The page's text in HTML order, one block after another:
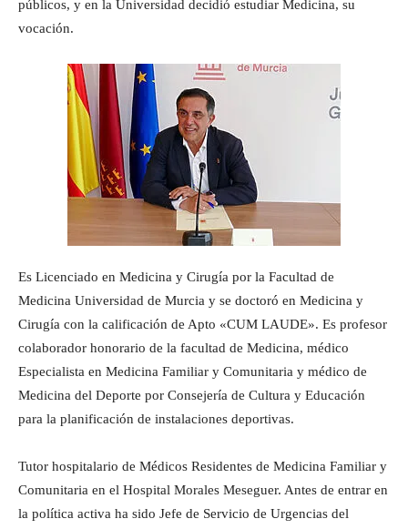
públicos, y en la Universidad decidió estudiar Medicina, su
vocación.
Es Licenciado en Medicina y Cirugía por la Facultad de
Medicina Universidad de Murcia y se doctoró en Medicina y
Cirugía con la calificación de Apto «CUM LAUDE». Es profesor
colaborador honorario de la facultad de Medicina, médico
Especialista en Medicina Familiar y Comunitaria y médico de
Medicina del Deporte por Consejería de Cultura y Educación
para la planificación de instalaciones deportivas.
Tutor hospitalario de Médicos Residentes de Medicina Familiar y
Comunitaria en el Hospital Morales Meseguer. Antes de entrar en
la política activa ha sido Jefe de Servicio de Urgencias del